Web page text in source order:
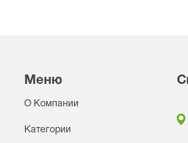
Меню
О Компании
Категории